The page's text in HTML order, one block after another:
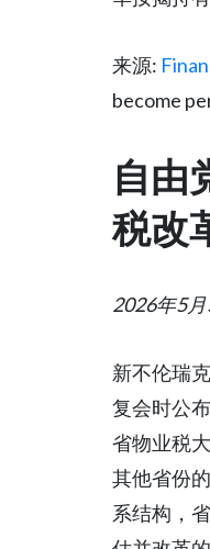
来源:
become
自由
税改
2026年5
新不伦瑞
复会时公
省物业税
其他省份
系结构，